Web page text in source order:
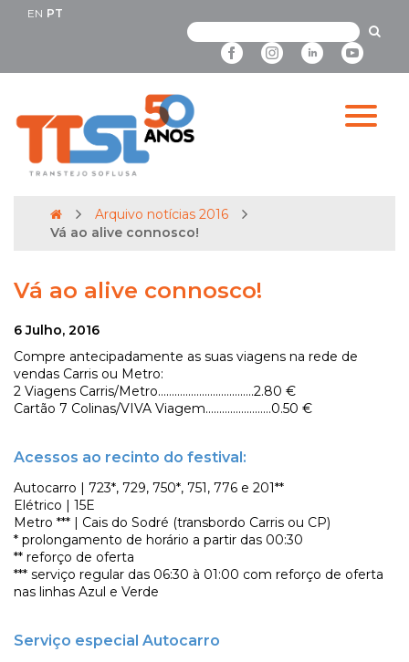
EN PT
Arquivo notícias 2016
Vá ao alive connosco!
Vá ao alive connosco!
6 Julho, 2016
Compre antecipadamente as suas viagens na rede de
vendas Carris ou Metro:
2 Viagens Carris/Metro……………………………..2.80 €
Cartão 7 Colinas/VIVA Viagem……………………0.50 €
Acessos ao recinto do festival:
Autocarro | 723*, 729, 750*, 751, 776 e 201**
Elétrico | 15E
Metro *** | Cais do Sodré (transbordo Carris ou CP)
* prolongamento de horário a partir das 00:30
** reforço de oferta
*** serviço regular das 06:30 à 01:00 com reforço de oferta
nas linhas Azul e Verde
Serviço especial Autocarro